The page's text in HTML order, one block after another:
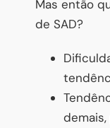
Mas então
de SAD?